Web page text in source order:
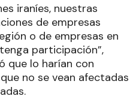
iraníes, nuestras
de empresas
o de empresas en
participación”,
que lo harían con
no se vean afectadas